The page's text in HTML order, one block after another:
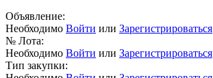
Объявление:
Необходимо Войти или Зарегистрироваться
№ Лота:
Необходимо Войти или Зарегистрироваться
Тип закупки: